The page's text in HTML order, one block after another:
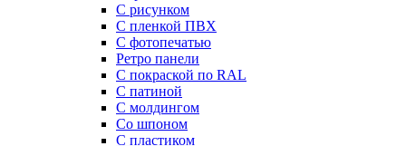
С рисунком
С пленкой ПВХ
С фотопечатью
Ретро панели
С покраской по RAL
С патиной
С молдингом
Со шпоном
С пластиком